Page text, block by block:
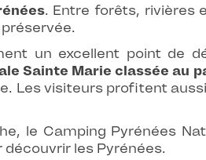
. Entre forêts, rivières
un excellent point de
Sainte Marie classée au
Les visiteurs profitent
le Camping Pyrénées
les Pyrénées.